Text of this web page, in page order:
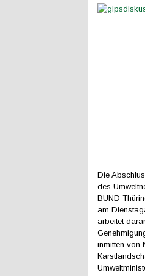
Die
des
BUND
am
arbeitet
inmitten von